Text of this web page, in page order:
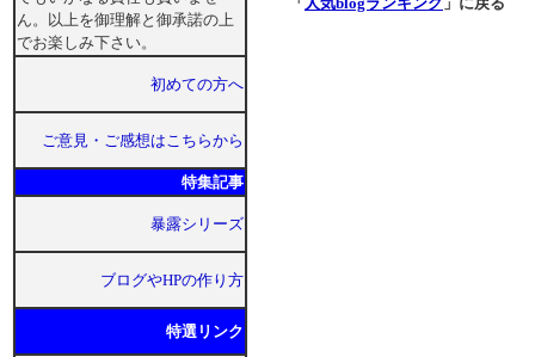
ん。以上を御理解と御承諾の上
でお楽しみ下さい。
初めての方へ
ご意見・ご感想はこちらから
特集記事
暴露シリーズ
ブログやHPの作り方
特選リンク